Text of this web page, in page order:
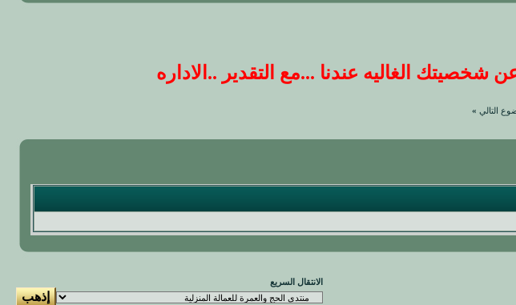
الغاليه عندنا ...مع التقدير ..الاداره
التالي »
الانتقال السريع